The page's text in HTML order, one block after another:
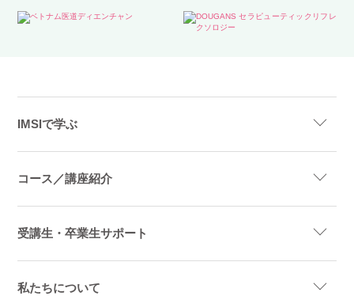
IMSIで学ぶ
コース／講座紹介
受講生・卒業生サポート
私たちについて